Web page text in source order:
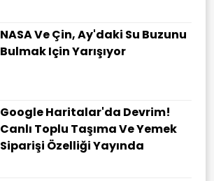
NASA Ve Çin, Ay'daki Su Buzunu
Bulmak Için Yarışıyor
Google Haritalar'da Devrim!
Canlı Toplu Taşıma Ve Yemek
Siparişi Özelliği Yayında